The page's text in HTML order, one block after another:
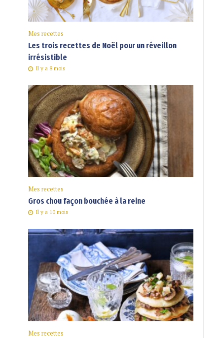
Mes recettes
Les trois recettes de Noël pour un réveillon
irrésistible
Il y a 8 mois
Mes recettes
Gros chou façon bouchée à la reine
Il y a 10 mois
Mes recettes